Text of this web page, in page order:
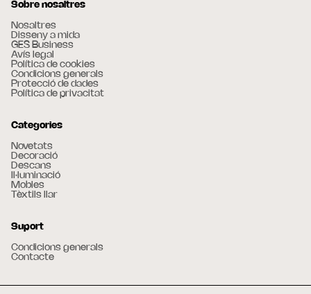
Sobre nosaltres
Nosaltres
Disseny a mida
GES Business
Avís legal
Política de cookies
Condicions generals
Protecció de dades
Política de privacitat
Categories
Novetats
Decoració
Descans
Il·luminació
Mobles
Tèxtils llar
Suport
Condicions generals
Contacte